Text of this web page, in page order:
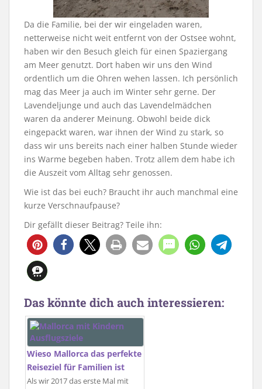
Da die Familie, bei der wir eingeladen waren,
netterweise nicht weit entfernt von der Ostsee wohnt,
haben wir den Besuch gleich für einen Spaziergang
am Meer genutzt. Dort haben wir uns den Wind
ordentlich um die Ohren wehen lassen. Ich persönlich
mag das Meer ja auch im Winter sehr gerne. Der
Lavendeljunge und auch das Lavendelmädchen
waren da anderer Meinung. Obwohl beide dick
eingepackt waren, war ihnen der Wind zu stark, so
dass wir uns bereits nach einer halben Stunde wieder
ins Warme begeben haben. Trotz allem dem habe ich
die Auszeit vom Alltag sehr genossen.
Wie ist das bei euch? Braucht ihr auch manchmal eine
kurze Verschnaufpause?
Dir gefällt dieser Beitrag? Teile ihn:
Das könnte dich auch interessieren:
Wieso Mallorca das perfekte
Reiseziel für Familien ist
Als wir 2017 das erste Mal mit